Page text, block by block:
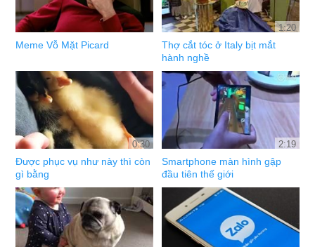
Meme Vỗ Mặt Picard
1:20
Thợ cắt tóc ở Italy bịt mắt
hành nghề
0:30
Được phục vụ như này thì còn
gì bằng
2:19
Smartphone màn hình gập
đầu tiên thế giới